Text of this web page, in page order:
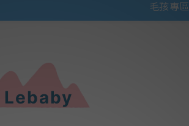
毛孩專區
Lebaby